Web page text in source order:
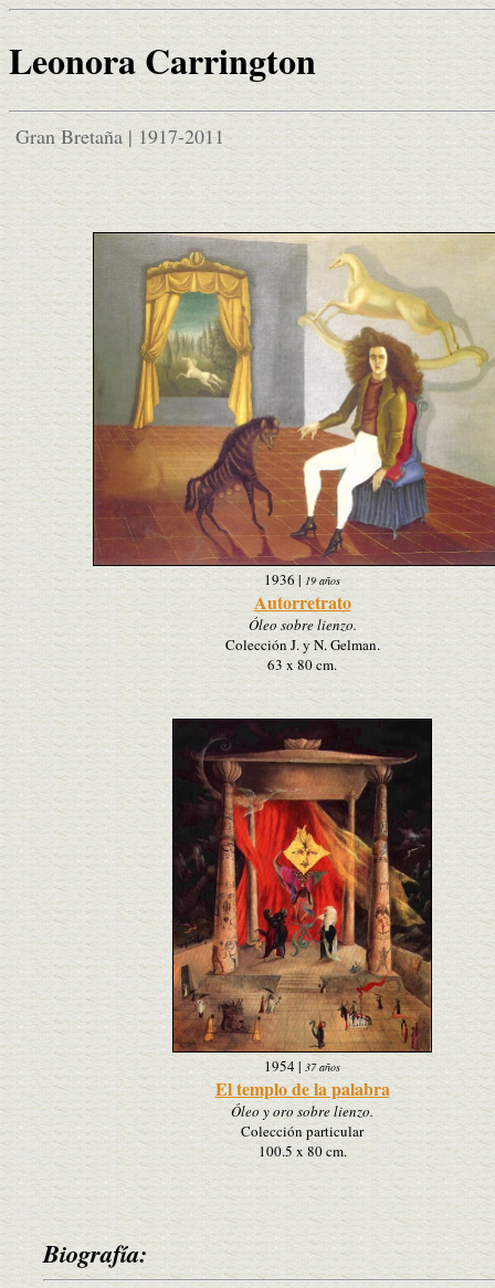
Leonora Carrington
Gran Bretaña | 1917-2011
1936 | 19 años
Autorretrato
Óleo sobre lienzo.
Colección J. y N. Gelman.
63 x 80 cm.
1954| 37 años
El templo de la palabra
Óleo y oro sobre lienzo.
Colección particular
100.5 x 80 cm.
Biografía: